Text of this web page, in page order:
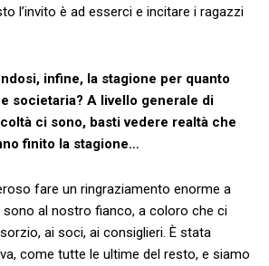
l’invito è ad esserci e incitare i ragazzi
infine, la stagione per quanto
societaria? A livello generale di
ci sono, basti vedere realtà che
finito la stagione…
fare un ringraziamento enorme a
al nostro fianco, a coloro che ci
ai soci, ai consiglieri. È stata
come tutte le ultime del resto, e siamo